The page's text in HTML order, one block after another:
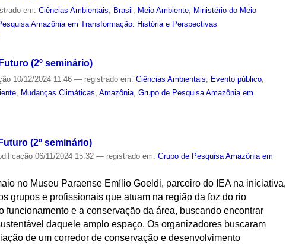
em:Ciências Ambientais Brasil Meio Ambiente
Ministério do Meio
Amazônia em Transformação: História e Perspectivas
(2º seminário)
10/12/2024 11:46— registrado em:Ciências Ambientais Evento público
Mudanças Climáticas ,Amazônia ,Grupo de Pesquisa Amazônia em
(2º seminário)
06/11/2024 15:32— registrado em:Grupo de Pesquisa Amazônia em
no Museu Paraense Emílio Goeldi, parceiro do IEA na iniciativa,
grupos e profissionais que atuam na região da foz do rio
e a conservação da área, buscando encontrar
daquele amplo espaço. Os organizadores buscaram
de um corredor de conservação e desenvolvimento